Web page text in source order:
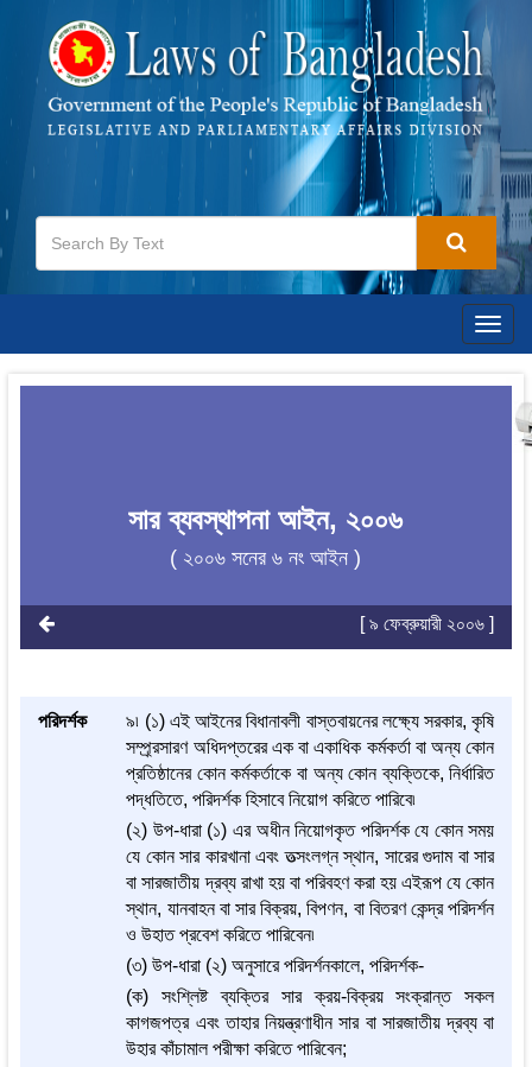
সার ব্যবস্থাপনা আইন, ২০০৬
( ২০০৬ সনের ৬ নং আইন )
[ ৯ ফেব্রুয়ারী ২০০৬ ]
পরিদর্শক
৯৷ (১) এই আইনের বিধানাবলী বাস্তবায়নের লক্ষ্যে সরকার, কৃষি
সম্প্র্রসারণ অধিদপ্তরের এক বা একাধিক কর্মকর্তা বা অন্য কোন
প্রতিষ্ঠানের কোন কর্মকর্তাকে বা অন্য কোন ব্যক্তিকে, নির্ধারিত
পদ্ধতিতে, পরিদর্শক হিসাবে নিয়োগ করিতে পারিবে৷
(২) উপ-ধারা (১) এর অধীন নিয়োগকৃত পরিদর্শক যে কোন সময়
যে কোন সার কারখানা এবং তত্সংলগ্ন স্থান, সারের গুদাম বা সার
বা সারজাতীয় দ্রব্য রাখা হয় বা পরিবহণ করা হয় এইরূপ যে কোন
স্থান, যানবাহন বা সার বিক্রয়, বিপণন, বা বিতরণ কেন্দ্র পরিদর্শন
ও উহাত প্রবেশ করিতে পারিবেন৷
(৩) উপ-ধারা (২) অনুসারে পরিদর্শনকালে, পরিদর্শক-
(ক) সংশ্লিষ্ট ব্যক্তির সার ক্রয়-বিক্রয় সংক্রান্ত সকল
কাগজপত্র এবং তাহার নিয়ন্ত্রণাধীন সার বা সারজাতীয় দ্রব্য বা
উহার কাঁচামাল পরীক্ষা করিতে পারিবেন;